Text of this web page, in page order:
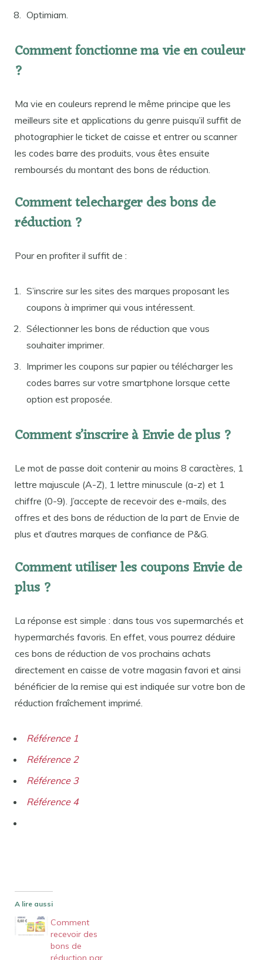
Optimiam.
Comment fonctionne ma vie en couleur
?
Ma vie en couleurs reprend le même principe que les
meilleurs site et applications du genre puisqu’il suffit de
photographier le ticket de caisse et entrer ou scanner
les codes barre des produits, vous êtes ensuite
remboursés du montant des bons de réduction.
Comment telecharger des bons de
réduction ?
Pour en profiter il suffit de :
S’inscrire sur les sites des marques proposant les
coupons à imprimer qui vous intéressent.
Sélectionner les bons de réduction que vous
souhaiter imprimer.
Imprimer les coupons sur papier ou télécharger les
codes barres sur votre smartphone lorsque cette
option est proposée.
Comment s’inscrire à Envie de plus ?
Le mot de passe doit contenir au moins 8 caractères, 1
lettre majuscule (A-Z), 1 lettre minuscule (a-z) et 1
chiffre (0-9). J’accepte de recevoir des e-mails, des
offres et des bons de réduction de la part de Envie de
plus et d’autres marques de confiance de P&G.
Comment utiliser les coupons Envie de
plus ?
La réponse est simple : dans tous vos supermarchés et
hypermarchés favoris. En effet, vous pourrez déduire
ces bons de réduction de vos prochains achats
directement en caisse de votre magasin favori et ainsi
bénéficier de la remise qui est indiquée sur votre bon de
réduction fraîchement imprimé.
Référence 1
Référence 2
Référence 3
Référence 4
A lire aussi
Comment
recevoir des
bons de
réduction par